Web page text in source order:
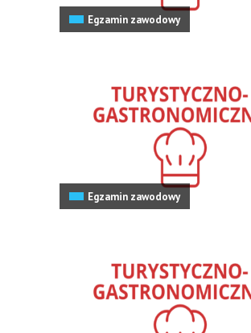
Egzamin zawodowy
Egzamin zawodowy